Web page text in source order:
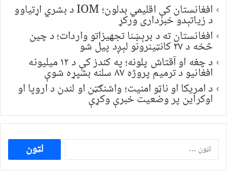
افغانستان کې اقلیمي بدلون؛ IOM د بشري اړتیاوو
د زیاتېدو خبرداری ورکړ
افغانستان ته د برېښنا تجهیزاتو واردات؛ د چین
څخه د ۲۷ کانټینرونو لېږد پیل شو
د چغه او آقتاش پلونه؛ په کندز کې د ۱۲ میلیونه
افغانیو د ترمیم پروژه ۸۷ سلنه بشپړه شوې
د امریکا او ناټو امنیت؛ واشنګټن او لندن د اروپا او
اوکراین پر وضعیت خبرې وکړې
ددی
لپاره
لټون: